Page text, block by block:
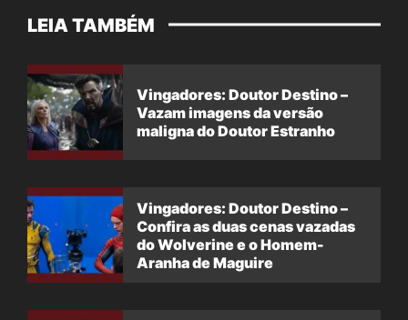
LEIA TAMBÉM
Vingadores: Doutor Destino –
Vazam imagens da versão
maligna do Doutor Estranho
Vingadores: Doutor Destino –
Confira as duas cenas vazadas
do Wolverine e o Homem-
Aranha de Maguire